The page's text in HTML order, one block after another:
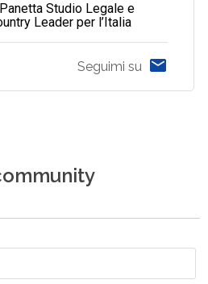
Studio Legale e
Leader per l’Italia
Seguimi su